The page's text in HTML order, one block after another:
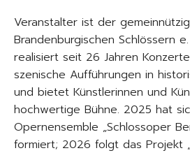
Veranstalter ist der
Brandenburgischen Schlössern
realisiert seit 26 Jahren
szenische Aufführungen in
und bietet Künstlerinnen und
hochwertige Bühne. 2025 hat
Opernensemble „Schlossoper
formiert; 2026 folgt das Projekt